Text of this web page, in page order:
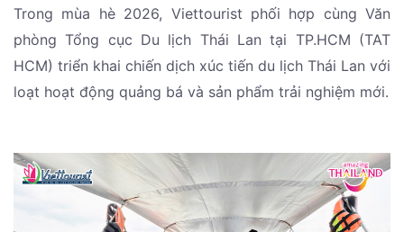
Trong mùa hè 2026, Viettourist phối hợp cùng Văn
phòng Tổng cục Du lịch Thái Lan tại TP.HCM (TAT
HCM) triển khai chiến dịch xúc tiến du lịch Thái Lan với
loạt hoạt động quảng bá và sản phẩm trải nghiệm mới.